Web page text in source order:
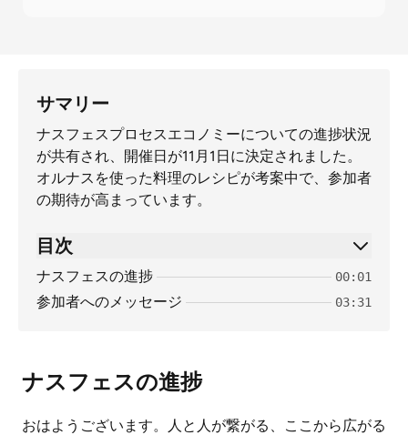
サマリー
ナスフェスプロセスエコノミーについての進捗状況
が共有され、開催日が11月1日に決定されました。
オルナスを使った料理のレシピが考案中で、参加者
の期待が高まっています。
目次
ナスフェスの進捗 00:01
参加者へのメッセージ 03:31
ナスフェスの進捗
おはようございます。人と人が繋がる、ここから広がる